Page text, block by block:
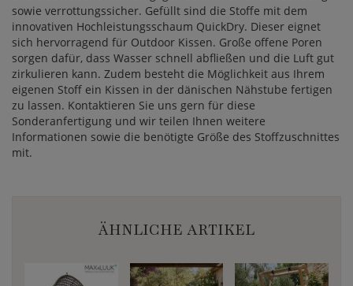
sowie verrottungssicher. Gefüllt sind die Stoffe mit dem
innovativen Hochleistungsschaum QuickDry. Dieser eignet
sich hervorragend für Outdoor Kissen. Große offene Poren
sorgen dafür, dass Wasser schnell abfließen und die Luft gut
zirkulieren kann. Zudem besteht die Möglichkeit aus Ihrem
eigenen Stoff ein Kissen in der dänischen Nähstube fertigen
zu lassen. Kontaktieren Sie uns gern für diese
Sonderanfertigung und wir teilen Ihnen weitere
Informationen sowie die benötigte Größe des Stoffzuschnittes
mit.
ÄHNLICHE ARTIKEL